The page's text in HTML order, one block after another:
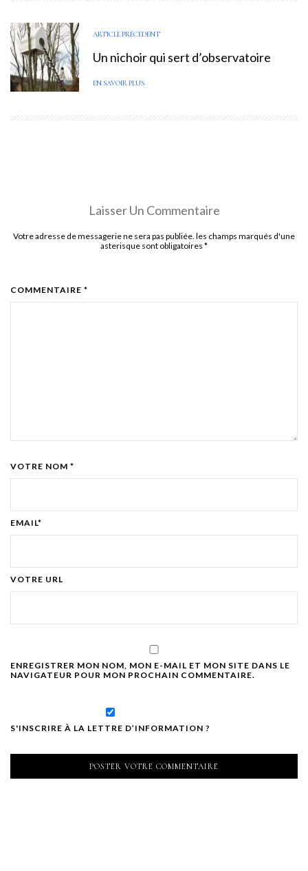
ARTICLE PRÉCÉDENT
Un nichoir qui sert d’observatoire
EN SAVOIR PLUS
Laisser Un Commentaire
Votre adresse de messagerie ne sera pas publiée. les champs marqués d'une
asterisque sont obligatoires *
COMMENTAIRE *
VOTRE NOM *
EMAIL*
VOTRE URL
ENREGISTRER MON NOM, MON E-MAIL ET MON SITE DANS LE
NAVIGATEUR POUR MON PROCHAIN COMMENTAIRE.
S'INSCRIRE À LA LETTRE D’INFORMATION ?